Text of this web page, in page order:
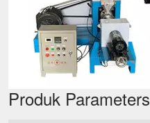
Produk Parameters